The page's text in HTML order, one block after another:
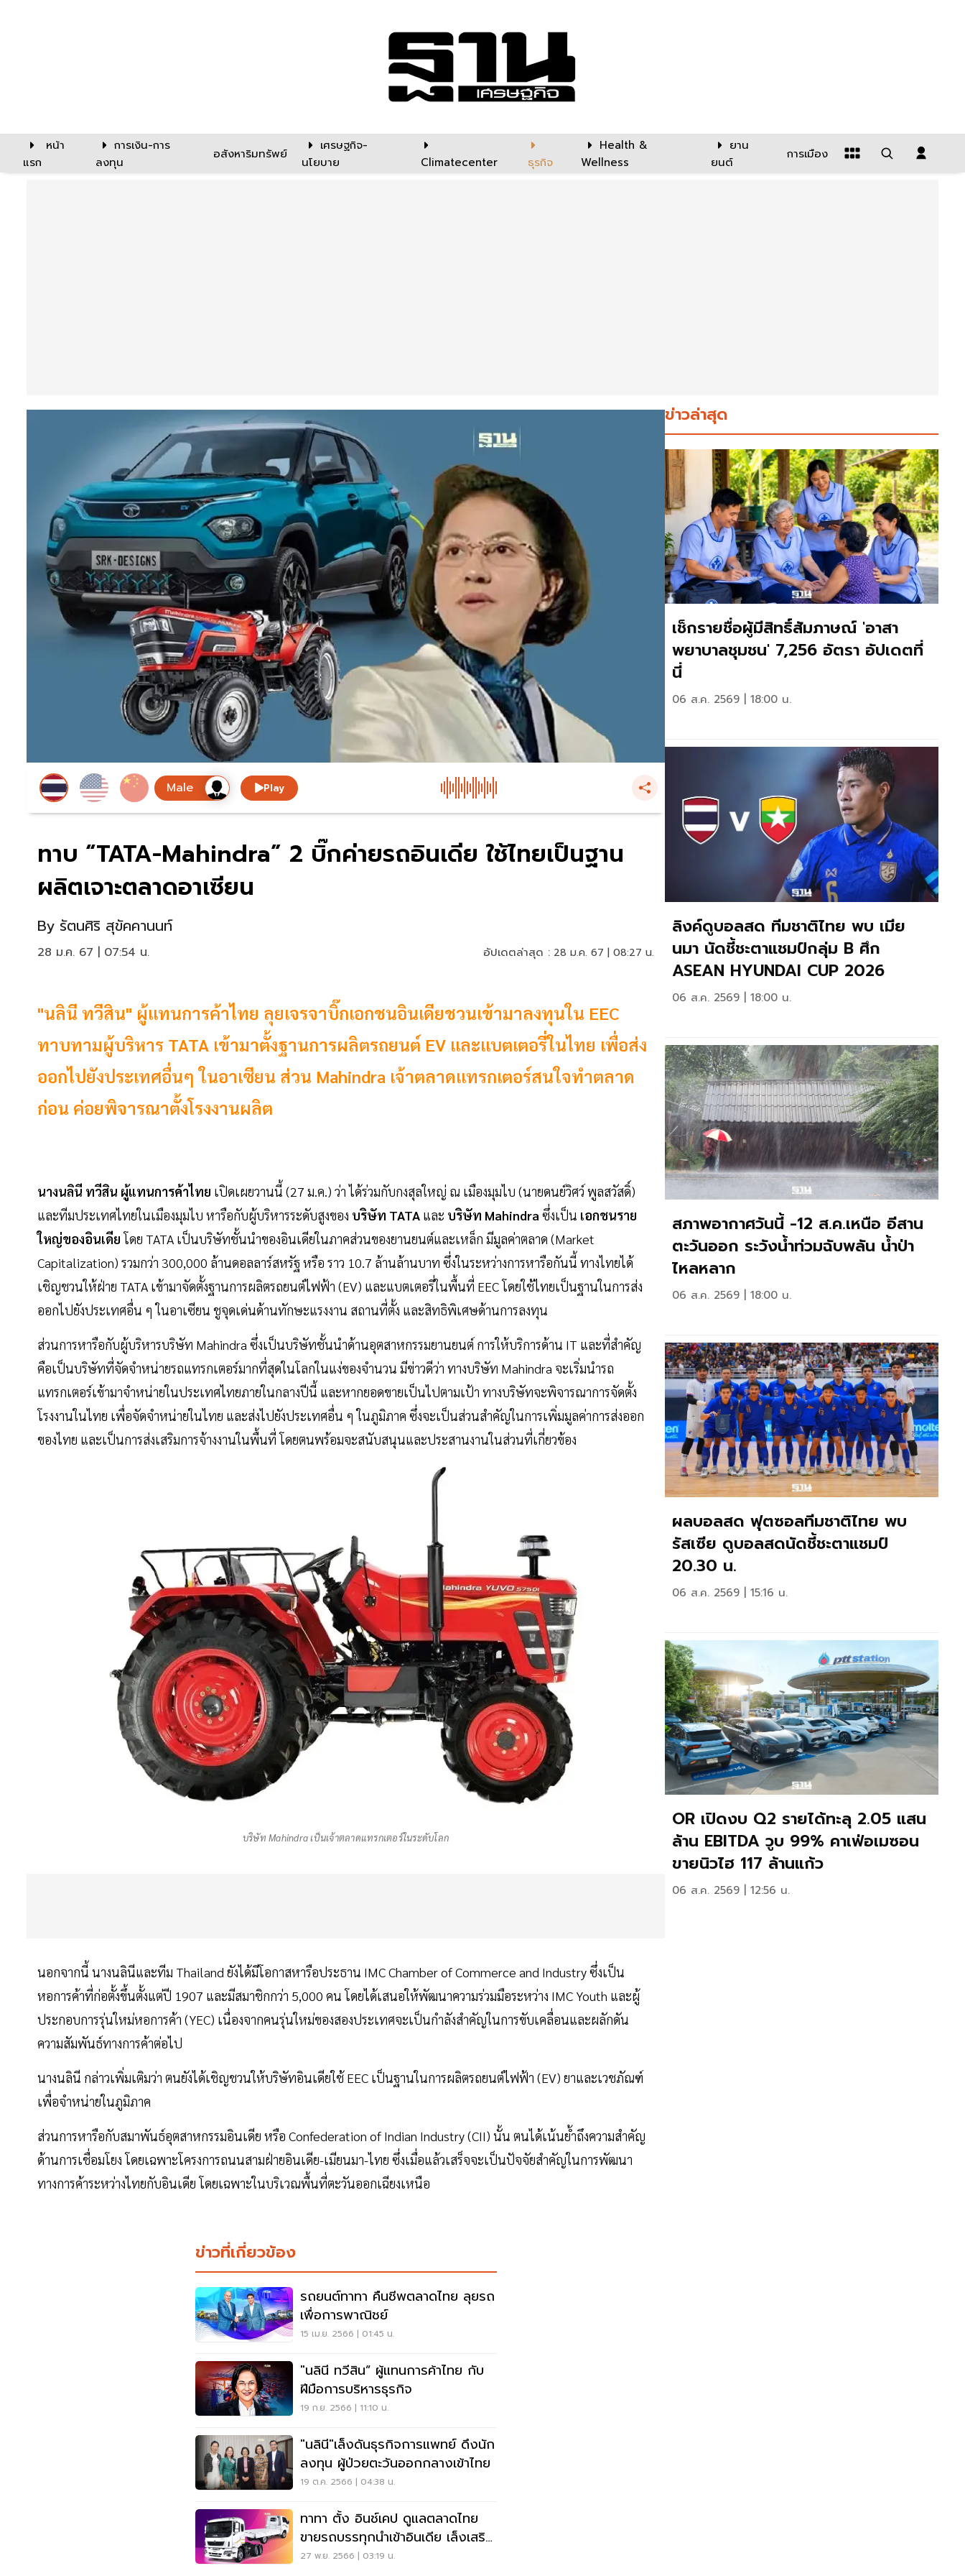
หน้า
แรก
การเงิน-การ
ลงทุน
อสังหาริมทรัพย์
เศรษฐกิจ-
นโยบาย
Climatecenter ธุรกิจ
Health &
Wellness
ยาน
ยนต์
การเมือง
Play
ทาบ “TATA-Mahindra” 2 บิ๊กค่ายรถอินเดีย ใช้ไทยเป็นฐาน
ผลิตเจาะตลาดอาเซียน
By รัตนศิริ สุขัคคานนท์
28 ม.ค. 67 | 07:54 น. อัปเดตล่าสุด : 28 ม.ค. 67 | 08:27 น.
"นลินี ทวีสิน" ผู้แทนการค้าไทย ลุยเจรจาบิ๊กเอกชนอินเดียชวนเข้ามาลงทุนใน EEC
ทาบทามผู้บริหาร TATA เข้ามาตั้งฐานการผลิตรถยนต์ EV และแบตเตอรี่ในไทย เพื่อส่ง
ออกไปยังประเทศอื่นๆ ในอาเซียน ส่วน Mahindra เจ้าตลาดแทรกเตอร์สนใจทำตลาด
ก่อน ค่อยพิจารณาตั้งโรงงานผลิต
นางนลินี ทวีสิน ผู้แทนการค้าไทย เปิดเผยวานนี้ (27 ม.ค.) ว่า ได้ร่วมกับกงสุลใหญ่ ณ เมืองมุมไบ (นายดนย์วิศว์ พูลสวัสดิ์)
และทีมประเทศไทยในเมืองมุมไบ หารือกับผู้บริหารระดับสูงของ บริษัท TATA และ บริษัท Mahindra ซึ่งเป็น เอกชนราย
ใหญ่ของอินเดียโดย TATA เป็นบริษัทชั้นนำของอินเดียในภาคส่วนของยานยนต์และเหล็ก มีมูลค่าตลาด (Market
Capitalization) รวมกว่า 300,000 ล้านดอลลาร์สหรัฐ หรือ ราว 10.7 ล้านล้านบาท ซึ่งในระหว่างการหารือกันนี้ ทางไทยได้
เชิญชวนให้ฝ่าย TATA เข้ามาจัดตั้งฐานการผลิตรถยนต์ไฟฟ้า (EV) และแบตเตอรี่ในพื้นที่ EEC โดยใช้ไทยเป็นฐานในการส่ง
ออกไปยังประเทศอื่น ๆ ในอาเซียน ชูจุดเด่นด้านทักษะแรงงาน สถานที่ตั้ง และสิทธิพิเศษด้านการลงทุน
ส่วนการหารือกับผู้บริหารบริษัท Mahindra ซึ่งเป็นบริษัทชั้นนำด้านอุตสาหกรรมยานยนต์ การให้บริการด้าน IT และที่สำคัญ
คือเป็นบริษัทที่จัดจำหน่ายรถแทรกเตอร์มากที่สุดในโลกในแง่ของจำนวน มีข่าวดีว่า ทางบริษัท Mahindra จะเริ่มนำรถ
แทรกเตอร์เข้ามาจำหน่ายในประเทศไทยภายในกลางปีนี้ และหากยอดขายเป็นไปตามเป้า ทางบริษัทจะพิจารณาการจัดตั้ง
โรงงานในไทย เพื่อจัดจำหน่ายในไทย และส่งไปยังประเทศอื่น ๆ ในภูมิภาค ซึ่งจะเป็นส่วนสำคัญในการเพิ่มมูลค่าการส่งออก
ของไทย และเป็นการส่งเสริมการจ้างงานในพื้นที่ โดยตนพร้อมจะสนับสนุนและประสานงานในส่วนที่เกี่ยวข้อง
บริษัท Mahindra เป็นเจ้าตลาดแทรกเตอร์ในระดับโลก
นอกจากนี้ นางนลินีและทีม Thailand ยังได้มีโอกาสหารือประธาน IMC Chamber of Commerce and Industry ซึ่งเป็น
หอการค้าที่ก่อตั้งขึ้นตั้งแต่ปี 1907 และมีสมาชิกกว่า 5,000 คน โดยได้เสนอให้พัฒนาความร่วมมือระหว่าง IMC Youth และผู้
ประกอบการรุ่นใหม่หอการค้า (YEC) เนื่องจากคนรุ่นใหม่ของสองประเทศจะเป็นกำลังสำคัญในการขับเคลื่อนและผลักดัน
ความสัมพันธ์ทางการค้าต่อไป
นางนลินี กล่าวเพิ่มเติมว่า ตนยังได้เชิญชวนให้บริษัทอินเดียใช้ EEC เป็นฐานในการผลิตรถยนต์ไฟฟ้า (EV) ยาและเวชภัณฑ์
เพื่อจำหน่ายในภูมิภาค
ส่วนการหารือกับสมาพันธ์อุตสาหกรรมอินเดีย หรือ Confederation of Indian Industry (CII) นั้น ตนได้เน้นย้ำถึงความสำคัญ
ด้านการเชื่อมโยง โดยเฉพาะโครงการถนนสามฝ่ายอินเดีย-เมียนมา-ไทย ซึ่งเมื่อแล้วเสร็จจะเป็นปัจจัยสำคัญในการพัฒนา
ทางการค้าระหว่างไทยกับอินเดีย โดยเฉพาะในบริเวณพื้นที่ตะวันออกเฉียงเหนือ
ข่าวที่เกี่ยวข้อง
รถยนต์ทาทา คืนชีพตลาดไทย ลุยรถ
เพื่อการพาณิชย์
15 เม.ย. 2566 | 01:45 น.
"นลินี ทวีสิน” ผู้แทนการค้าไทย กับ
ฝีมือการบริหารธุรกิจ
19 ก.ย. 2566 | 11:10 น.
"นลินี"เล็งดันธุรกิจการแพทย์ ดึงนัก
ลงทุน ผู้ป่วยตะวันออกกลางเข้าไทย
19 ต.ค. 2566 | 04:38 น.
ทาทา ตั้ง อินช์เคป ดูแลตลาดไทย
ขายรถบรรทุกนำเข้าอินเดีย เล็งเสริม
ทัพ EV
27 พ.ย. 2566 | 03:19 น.
ข่าวล่าสุด
เช็กรายชื่อผู้มีสิทธิ์สัมภาษณ์ 'อาสา
พยาบาลชุมชน' 7,256 อัตรา อัปเดตที่
นี่
06 ส.ค. 2569 | 18:00 น.
ลิงค์ดูบอลสด ทีมชาติไทย พบ เมีย
นมา นัดชี้ชะตาแชมป์กลุ่ม B ศึก
ASEAN HYUNDAI CUP 2026
06 ส.ค. 2569 | 18:00 น.
สภาพอากาศวันนี้ -12 ส.ค.เหนือ อีสาน
ตะวันออก ระวังน้ำท่วมฉับพลัน น้ำป่า
ไหลหลาก
06 ส.ค. 2569 | 18:00 น.
ผลบอลสด ฟุตซอลทีมชาติไทย พบ
รัสเซีย ดูบอลสดนัดชี้ชะตาแชมป์
20.30 น.
06 ส.ค. 2569 | 15:16 น.
OR เปิดงบ Q2 รายได้ทะลุ 2.05 แสน
ล้าน EBITDA วูบ 99% คาเฟ่อเมซอน
ขายนิวไฮ 117 ล้านแก้ว
06 ส.ค. 2569 | 12:56 น.